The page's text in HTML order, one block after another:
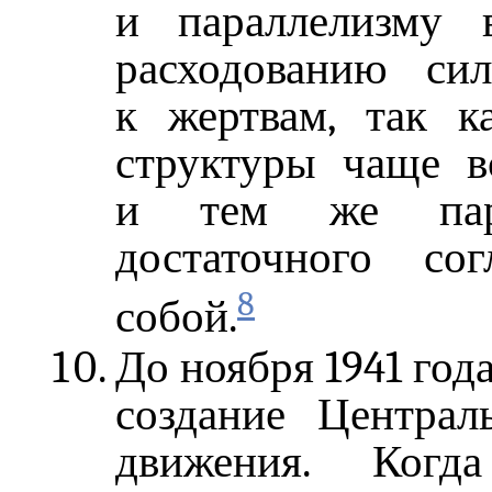
и параллелизму
расходованию
к жертвам, так
структуры чаще
и тем же
достаточного
собой.8
До ноября 1941
создание
движения.